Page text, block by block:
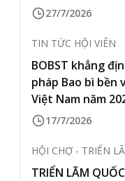
27/7/2026
TIN TỨC HỘI VIÊN
BOBST khẳng
pháp Bao bì bền
Việt Nam năm
17/7/2026
HỘI CHỢ - TRIỂN
TRIỂN LÃM